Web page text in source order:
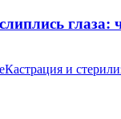
глаза:
Кастрация и